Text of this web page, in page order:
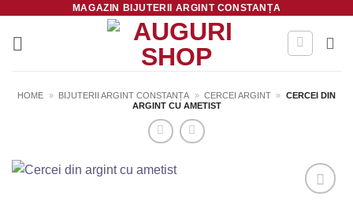
content
MAGAZIN BIJUTERII ARGINT CONSTANȚA
HOME » BIJUTERII ARGINT CONSTANȚA » CERCEI ARGINT » CERCEI DIN
ARGINT CU AMETIST